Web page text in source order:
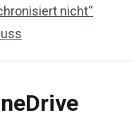
nicht“